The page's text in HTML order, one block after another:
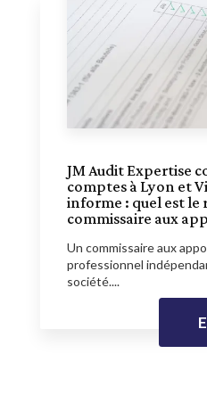
JM Audit Expertise
comptes à Lyon et
informe : quel est le
commissaire aux
Un commissaire aux
professionnel
société....